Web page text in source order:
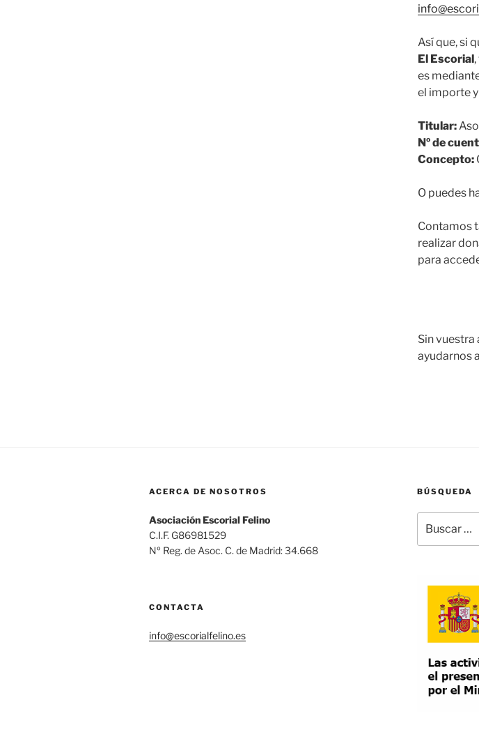
Así que, si
El Escorial
es
el importe
Titular:
Nº de
Concepto:
O puedes
Contamos
realizar
para
Sin vuestra
ayudarnos
ACERCA DE NOSOTROS
Asociación Escorial Felino
C.I.F. G86981529
Nº Reg. de Asoc. C. de Madrid: 34.668
CONTACTA
info@escorialfelino.es
BÚSQUEDA
por: